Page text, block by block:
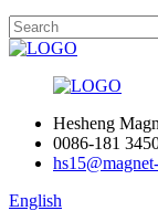
Hesheng
0086-181
English